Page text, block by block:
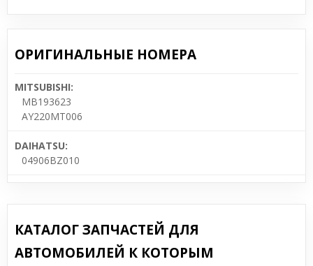
ОРИГИНАЛЬНЫЕ НОМЕРА
MITSUBISHI:
MB193623
AY220MT006
DAIHATSU:
04906BZ010
КАТАЛОГ ЗАПЧАСТЕЙ ДЛЯ
АВТОМОБИЛЕЙ К КОТОРЫМ